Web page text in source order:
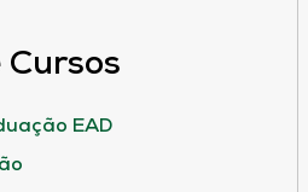
Cursos
EAD